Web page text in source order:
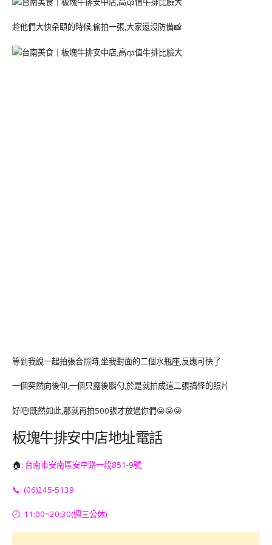
趁他們大快朵頤的時候,偷拍一張,大家還沒防備📸
等到我說一起拍張合照時,坐我對面的二個水瓶座,反應可快了
一個突然向後仰,一個只露後腦勺,於是就拍成這二張搞怪的照片
好吧!既然如此,那就再拍500張才放過你們😜😜😜
板塊牛排安中店地址電話
🏠: 台南市安南區安中路一段851-9號
📞: (06)245-5139
🕗: 11:00~20:30(週三公休)